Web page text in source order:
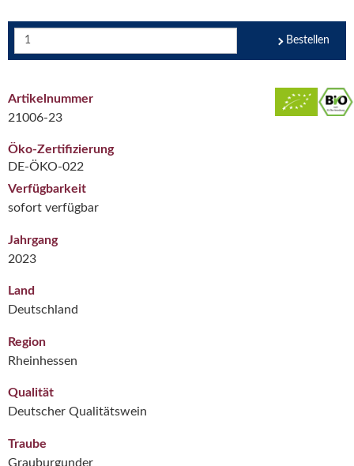
Bestellen
Artikelnummer
21006-23
Öko-Zertifizierung
DE-ÖKO-022
Verfügbarkeit
sofort verfügbar
Jahrgang
2023
Land
Deutschland
Region
Rheinhessen
Qualität
Deutscher Qualitätswein
Traube
Grauburgunder